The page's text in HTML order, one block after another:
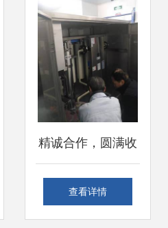
精诚合作，圆满收
官——大北农集团
查看详情